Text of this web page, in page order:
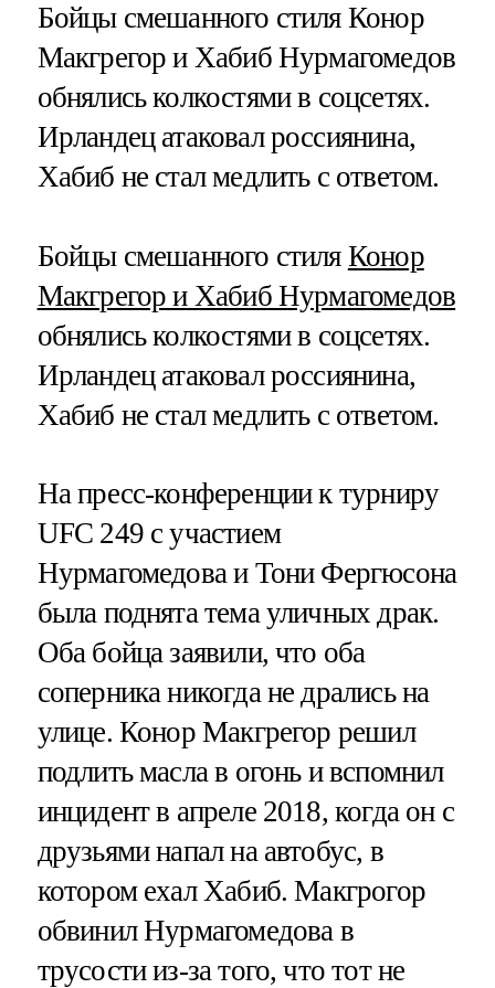
Бойцы смешанного стиля Конор
Макгрегор и Хабиб Нурмагомедов
обнялись колкостями в соцсетях.
Ирландец атаковал россиянина,
Хабиб не стал медлить с ответом.
Бойцы смешанного стиля Конор
Макгрегор и Хабиб Нурмагомедов
обнялись колкостями в соцсетях.
Ирландец атаковал россиянина,
Хабиб не стал медлить с ответом.
На пресс-конференции к турниру
UFC 249 с участием
Нурмагомедова и Тони Фергюсона
была поднята тема уличных драк.
Оба бойца заявили, что оба
соперника никогда не дрались на
улице. Конор Макгрегор решил
подлить масла в огонь и вспомнил
инцидент в апреле 2018, когда он с
друзьями напал на автобус, в
котором ехал Хабиб. Макгрогор
обвинил Нурмагомедова в
трусости из-за того, что тот не